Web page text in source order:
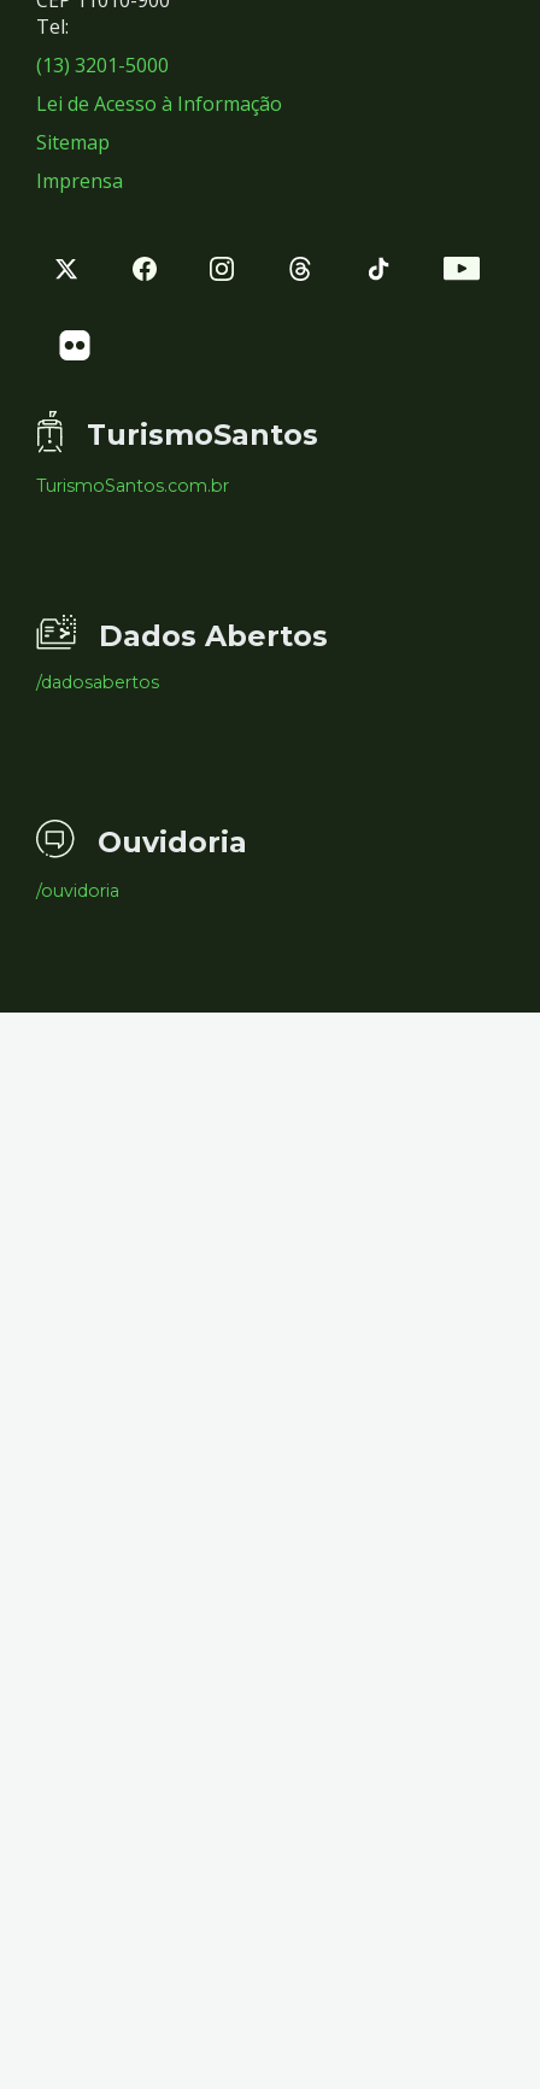
Sociais
Tel:
(13) 3201-5000
Lei de Acesso à Informação
Sitemap
Imprensa
TurismoSantos
TurismoSantos.com.br
Dados Abertos
/dadosabertos
Ouvidoria
/ouvidoria